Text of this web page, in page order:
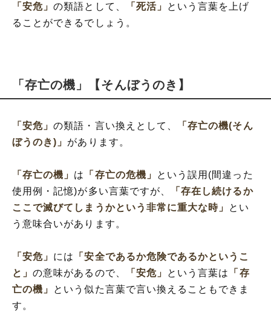
「安危」の類語として、 「死活」
という言葉を上げ
ることができるでしょう。
「存亡の機」【そんぼうのき】
「安危」の類語・言い換えとして、
「存亡の機(そん
ぼうのき)」 があります。
「存亡の機」 は 「存亡の危機」
という誤用(間違った
使用例・記憶)が多い言葉ですが、
「存在し続けるか
ここで滅びてしまうかという非常に重大な時」 とい
う意味合いがあります。
「安危」 には
「安全であるか危険であるかというこ
と」の意味があるので、 「安危」 という言葉は
「存
亡の機」
という似た言葉で言い換えることもできま
す。